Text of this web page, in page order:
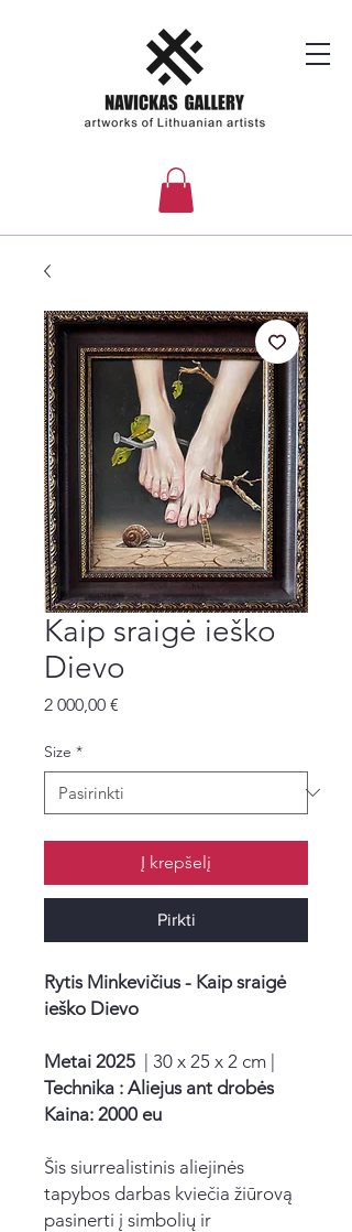
Kaip sraigė ieško
Dievo
2 000,00 €
Size *
Į krepšelį
Pirkti
Rytis Minkevičius - Kaip sraigė
ieško Dievo
Metai 2025 | 30 x 25 x 2 cm |
Technika : Aliejus ant drobės
Kaina: 2000 eu
Šis siurrealistinis aliejinės
tapybos darbas kviečia žiūrovą
pasinerti į simbolių ir